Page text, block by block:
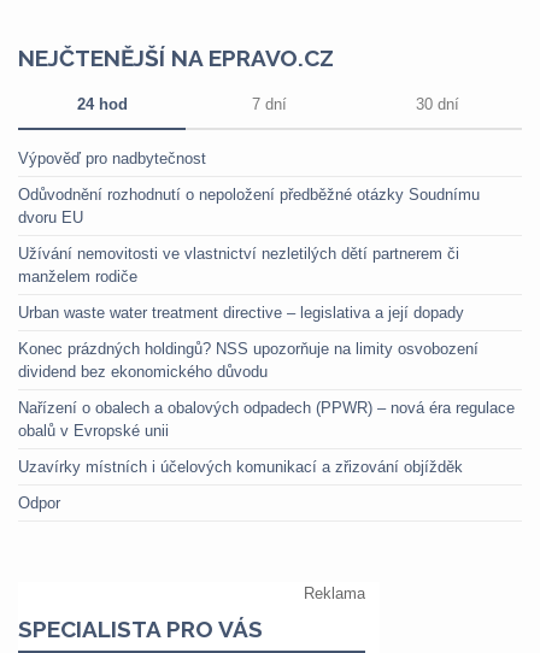
NEJČTENĚJŠÍ NA EPRAVO.CZ
24 hod 7 dní 30 dní
Výpověď pro nadbytečnost
Odůvodnění rozhodnutí o nepoložení předběžné otázky Soudnímu
dvoru EU
Užívání nemovitosti ve vlastnictví nezletilých dětí partnerem či
manželem rodiče
Urban waste water treatment directive – legislativa a její dopady
Konec prázdných holdingů? NSS upozorňuje na limity osvobození
dividend bez ekonomického důvodu
Nařízení o obalech a obalových odpadech (PPWR) – nová éra regulace
obalů v Evropské unii
Uzavírky místních i účelových komunikací a zřizování objížděk
Odpor